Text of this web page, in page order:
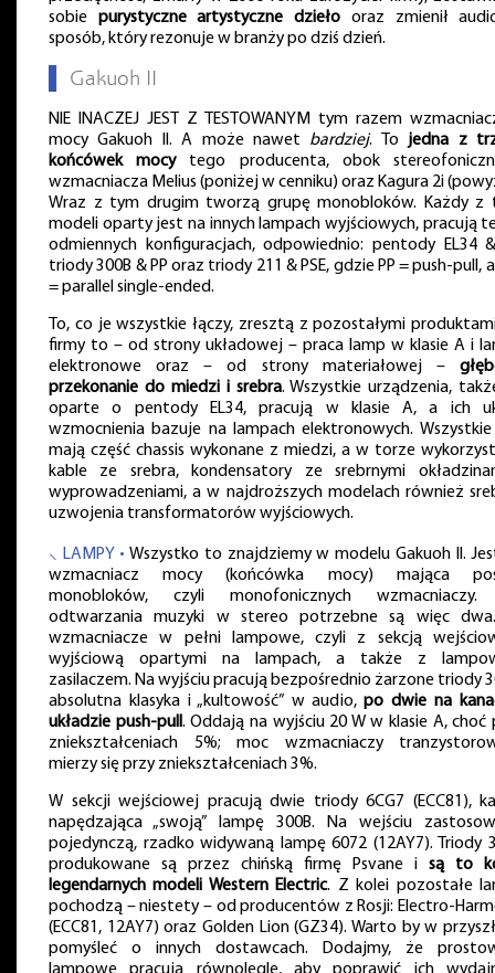
sobie purystyczne artystyczne dzieło oraz zmienił
sposób, który rezonuje w branży po dziś dzień.
Gakuoh II
NIE INACZEJ JEST Z TESTOWANYM tym razem
mocy Gakuoh II. A może nawet bardziej. To jedna z
końcówek mocytego producenta, obok
wzmacniacza Melius (poniżej w cenniku) oraz Kagura 2i
Wraz z tym drugim tworzą grupę monobloków. Każdy z
modeli oparty jest na innych lampach wyjściowych, pracują
odmiennych konfiguracjach, odpowiednio: pentody EL34 &
triody 300B & PP oraz triody 211 & PSE, gdzie PP = push-pull, a
= parallel single-ended.
To, co je wszystkie łączy, zresztą z pozostałymi
firmy to – od strony układowej – praca lamp w klasie A i
elektronowe oraz – od strony materiałowej –
przekonanie do miedzi i srebra. Wszystkie urządzenia,
oparte o pentody EL34, pracują w klasie A, a ich
wzmocnienia bazuje na lampach elektronowych.
mają część chassis wykonane z miedzi, a w torze
kable ze srebra, kondensatory ze srebrnymi
wyprowadzeniami, a w najdroższych modelach również
uzwojenia transformatorów wyjściowych.
⸜ LAMPY • Wszystko to znajdziemy w modelu Gakuoh II.
wzmacniacz mocy (końcówka mocy) mająca
monobloków, czyli monofonicznych
odtwarzania muzyki w stereo potrzebne są więc
wzmacniacze w pełni lampowe, czyli z sekcją
wyjściową opartymi na lampach, a także z
zasilaczem. Na wyjściu pracują bezpośrednio żarzone triody
absolutna klasyka i „kultowość” w audio,po dwie na
układzie push-pull. Oddają na wyjściu 20 W w klasie A, choć
zniekształceniach 5%; moc wzmacniaczy
mierzy się przy zniekształceniach 3%.
W sekcji wejściowej pracują dwie triody 6CG7 (ECC81),
napędzająca „swoją” lampę 300B. Na wejściu
pojedynczą, rzadko widywaną lampę 6072 (12AY7). Triody
produkowane są przez chińską firmę Psvane i są to
legendarnych modeli Western Electric. Z kolei pozostałe
pochodzą – niestety – od producentów z Rosji: Electro-
(ECC81, 12AY7) oraz Golden Lion (GZ34). Warto by w
pomyśleć o innych dostawcach. Dodajmy, że